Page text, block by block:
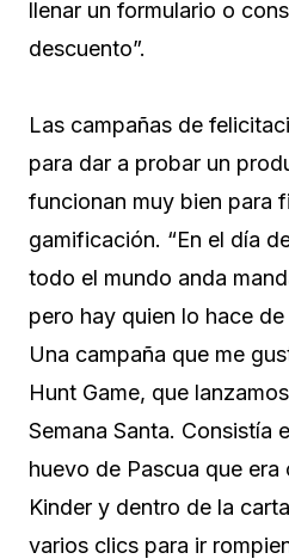
llenar un formulario o
descuento”.
Las campañas de
para dar a probar un
funcionan muy bien para
gamificación. “En el día
todo el mundo anda
pero hay quien lo hace
Una campaña que me
Hunt Game, que
Semana Santa. Consistía
huevo de Pascua que era
Kinder y dentro de la
varios clics para ir